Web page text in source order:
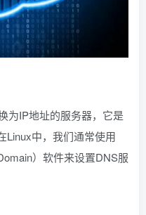
为IP地址的服务器，它是
Linux中，我们通常使用
）软件来设置DNS服